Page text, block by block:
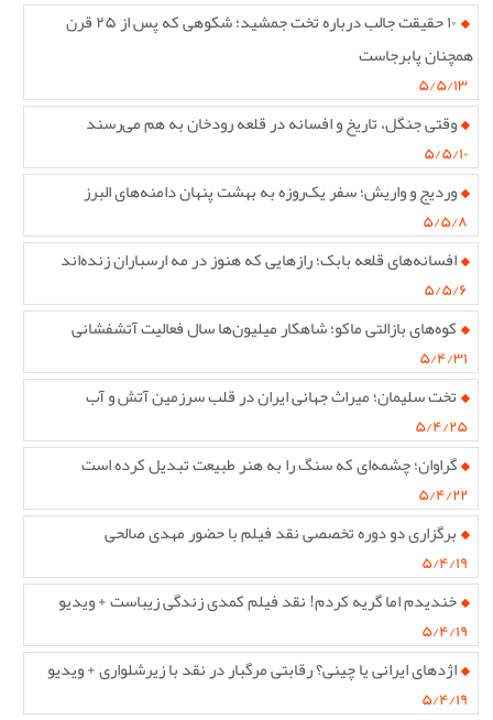
۱۰ حقیقت جالب درباره تخت جمشید؛ شکوهی که پس از ۲۵ قرن
همچنان پابرجاست
۵/۵/۱۳
وقتی جنگل، تاریخ و افسانه در قلعه رودخان به هم می‌رسند
۵/۵/۱۰
وردیج و واریش؛ سفر یک‌روزه به بهشت پنهان دامنه‌های البرز
۵/۵/۸
افسانه‌های قلعه بابک؛ رازهایی که هنوز در مه ارسباران زنده‌اند
۵/۵/۶
کوه‌های بازالتی ماکو؛ شاهکار میلیون‌ها سال فعالیت آتشفشانی
۵/۴/۳۱
تخت سلیمان؛ میراث جهانی ایران در قلب سرزمین آتش و آب
۵/۴/۲۵
گراوان؛ چشمه‌ای که سنگ را به هنر طبیعت تبدیل کرده است
۵/۴/۲۲
برگزاری دو دوره تخصصی نقد فیلم با حضور مهدی صالحی
۵/۴/۱۹
خندیدم اما گریه کردم! نقد فیلم کمدی زندگی زیباست + ویدیو
۵/۴/۱۹
اژدهای ایرانی یا چینی؟ رقابتی مرگبار در نقد با زیرشلواری + ویدیو
۵/۴/۱۹